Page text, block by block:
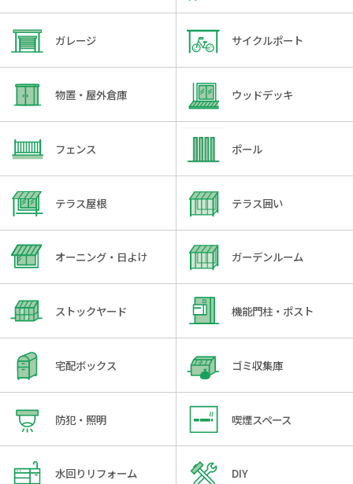
ガレージ サイクルポート
物置・屋外倉庫 ウッドデッキ
フェンス ポール
テラス屋根 テラス囲い
オーニング・日よけ ガーデンルーム
ストックヤード 機能門柱・ポスト
宅配ボックス ゴミ収集庫
防犯・照明 喫煙スペース
水回りリフォーム DIY